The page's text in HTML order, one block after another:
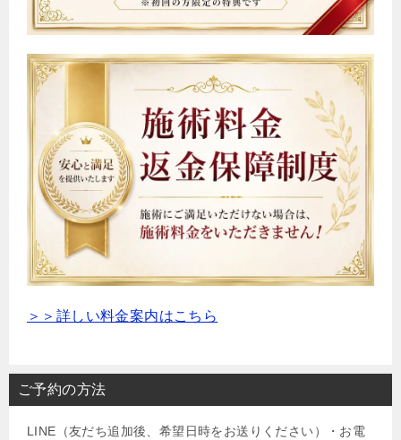
＞＞詳しい料金案内はこちら
ご予約の方法
LINE（友だち追加後、希望日時をお送りください）・お電